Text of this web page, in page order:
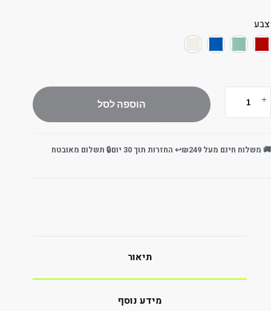
צבע
הוספה לסל
🚚 משלוח חינם מעל ₪249 ↩️ החזרות תוך 30 יום 🔒 תשלום מאובטח
תיאור
מידע נוסף